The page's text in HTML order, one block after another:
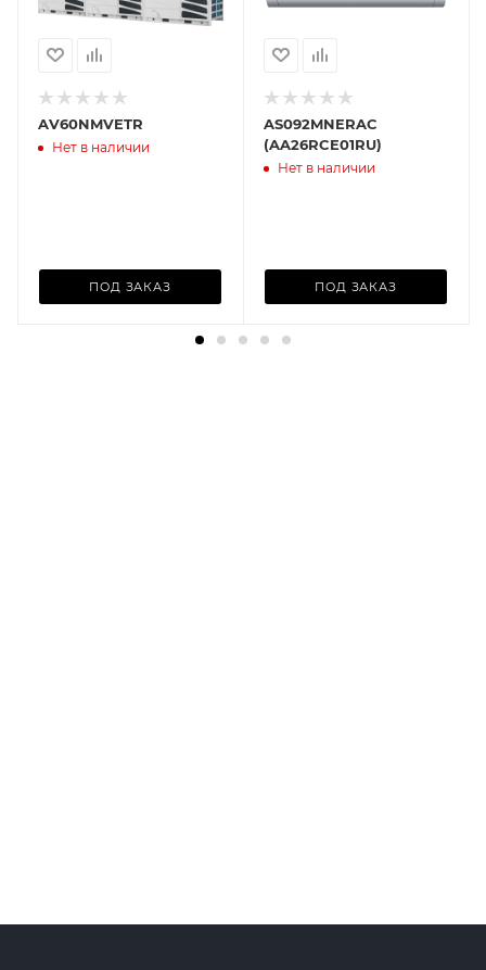
AV60NMVETR
Нет в наличии
ПОД ЗАКАЗ
AS092MNERAC
(AA26RCE01RU)
Нет в наличии
ПОД ЗАКАЗ